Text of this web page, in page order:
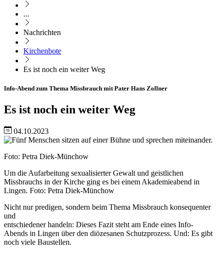
Pfadnavigation
...
Nachrichten
Kirchenbote
Es ist noch ein weiter Weg
Info-Abend zum Thema Missbrauch mit Pater Hans Zollner
Es ist noch ein weiter Weg
04.10.2023
Image
Nachweis
Foto: Petra Diek-Münchow
Caption
Um die Aufarbeitung sexualisierter Gewalt und geistlichen
Missbrauchs in der Kirche ging es bei einem Akademieabend in
Lingen. Foto: Petra Diek-Münchow
Nicht nur predigen, sondern beim Thema Missbrauch konsequenter
und
entschiedener handeln: Dieses Fazit steht am Ende eines Info-
Abends in Lingen über den diözesanen Schutzprozess. Und: Es gibt
noch viele Baustellen.